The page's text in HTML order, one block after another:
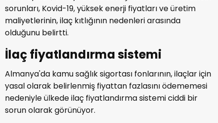
sorunları, Kovid-19, yüksek enerji fiyatları ve üretim
maliyetlerinin, ilaç kıtlığının nedenleri arasında
olduğunu belirtti.
İlaç fiyatlandırma sistemi
Almanya'da kamu sağlık sigortası fonlarının, ilaçlar için
yasal olarak belirlenmiş fiyattan fazlasını ödememesi
nedeniyle ülkede ilaç fiyatlandırma sistemi ciddi bir
sorun olarak görünüyor.